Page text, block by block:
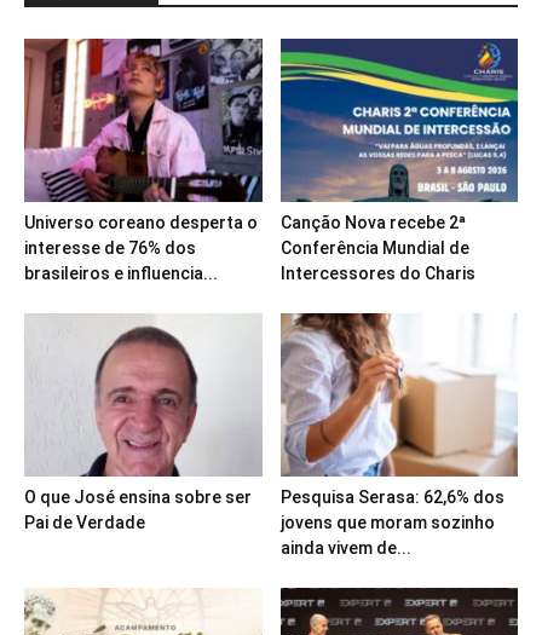
Universo coreano desperta o
interesse de 76% dos
brasileiros e influencia...
Canção Nova recebe 2ª
Conferência Mundial de
Intercessores do Charis
O que José ensina sobre ser
Pai de Verdade
Pesquisa Serasa: 62,6% dos
jovens que moram sozinho
ainda vivem de...